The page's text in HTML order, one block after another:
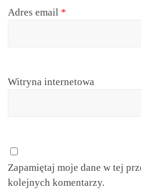
Adres email *
Witryna internetowa
Zapamiętaj moje dane w tej
kolejnych komentarzy.